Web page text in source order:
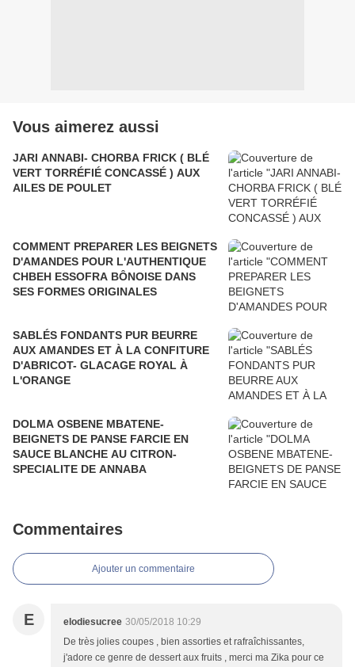
Vous aimerez aussi
JARI ANNABI- CHORBA FRICK ( BLÉ
VERT TORRÉFIÉ CONCASSÉ ) AUX
AILES DE POULET
COMMENT PREPARER LES BEIGNETS
D'AMANDES POUR L'AUTHENTIQUE
CHBEH ESSOFRA BÔNOISE DANS
SES FORMES ORIGINALES
SABLÉS FONDANTS PUR BEURRE
AUX AMANDES ET À LA CONFITURE
D'ABRICOT- GLACAGE ROYAL À
L'ORANGE
DOLMA OSBENE MBATENE-
BEIGNETS DE PANSE FARCIE EN
SAUCE BLANCHE AU CITRON-
SPECIALITE DE ANNABA
Commentaires
Ajouter un commentaire
E elodiesucree 30/05/2018 10:29
De très jolies coupes , bien assorties et rafraîchissantes,
j'adore ce genre de dessert aux fruits , merci ma Zika pour ce